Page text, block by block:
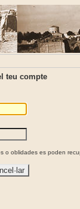
teu compte
o oblidades es poden